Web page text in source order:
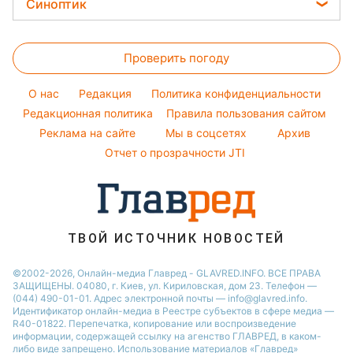
Новости Львова
Новости Днепра
Новости Тернополя
Филипп Киркоров
Алла Пугачева
Праздничное меню
Авто
Стирка
Комнатные растения
Денежная помощь
Курс валют
Синоптик
Магнитные бури
Погода на сегодня
Погода на завтра
Пылевая буря
Проверить погоду
O нас Редакция
Политика конфиденциальности
Редакционная политика
Правила пользования сайтом
Реклама на сайте
Мы в соцсетях
Архив
Отчет о прозрачности JTI
ТВОЙ ИСТОЧНИК НОВОСТЕЙ
©2002-2026, Онлайн-медиа Главред - GLAVRED.INFO. ВСЕ ПРАВА
ЗАЩИЩЕНЫ. 04080, г. Киев, ул. Кириловская, дом 23. Телефон —
(044) 490-01-01. Адрес электронной почты — info@glavred.info.
Идентификатор онлайн-медиа в Реестре cубъектов в сфере медиа —
R40-01822. Перепечатка, копирование или воспроизведение
информации, содержащей ссылку на агенство ГЛАВРЕД, в каком-
либо виде запрещено. Использование материалов «Главред»